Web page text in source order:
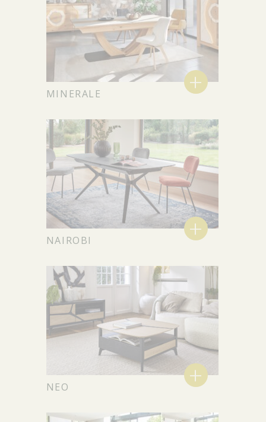
MINERALE +
NAIROBI +
NEO +